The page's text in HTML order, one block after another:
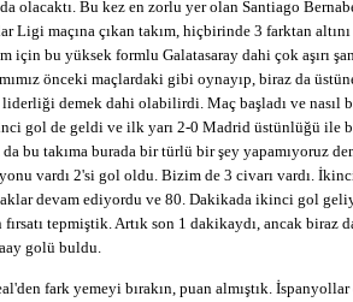
olacaktı. Bu kez en zorlu yer olan Santiago
Ligi maçına çıkan takım, hiçbirinde 3 farktan
için bu yüksek formlu Galatasaray dahi çok aşırı
önceki maçlardaki gibi oynayıp, biraz da
demek dahi olabilirdi. Maç başladı ve nasıl
gol de geldi ve ilk yarı 2-0 Madrid üstünlüğü ile
bu takıma burada bir türlü bir şey yapamıyoruz
vardı 2'si gol oldu. Bizim de 3 civarı vardı.
devam ediyordu ve 80. Dakikada ikinci gol
fırsatı tepmiştik. Artık son 1 dakikaydı, ancak biraz
golü buldu.
fark yemeyi bırakın, puan almıştık. İspanyollar